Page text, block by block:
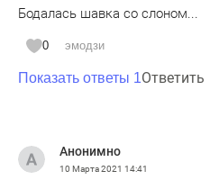
Бодалась шавка со слоном...
0 эмодзи
Показать ответы 1Ответить
Анонимно
10 Марта 2021 14:41